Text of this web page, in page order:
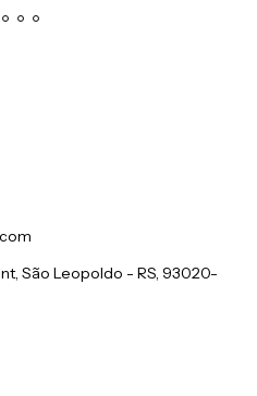
São Leopoldo - RS, 93020-